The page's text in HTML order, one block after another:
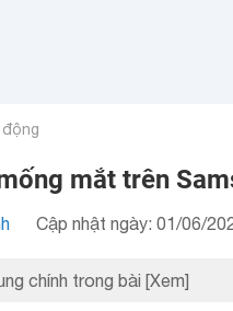
mắt trên
Cập nhật ngày: 01/06/
chính trong bài [Xem]